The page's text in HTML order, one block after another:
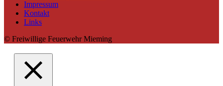
Impressum
Kontakt
Links
© Freiwillige Feuerwehr Mieming